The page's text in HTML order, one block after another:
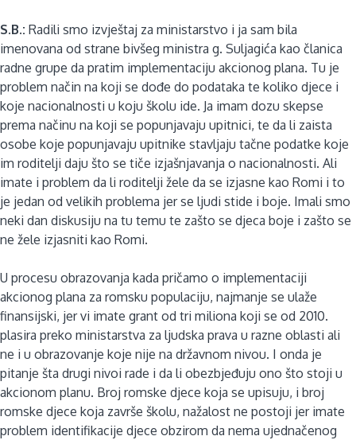
S.B.: Radili smo izvještaj za ministarstvo i ja sam bila
imenovana od strane bivšeg ministra g. Suljagića kao članica
radne grupe da pratim implementaciju akcionog plana. Tu je
problem način na koji se dođe do podataka te koliko djece i
koje nacionalnosti u koju školu ide. Ja imam dozu skepse
prema načinu na koji se popunjavaju upitnici, te da li zaista
osobe koje popunjavaju upitnike stavljaju tačne podatke koje
im roditelji daju što se tiče izjašnjavanja o nacionalnosti. Ali
imate i problem da li roditelji žele da se izjasne kao Romi i to
je jedan od velikih problema jer se ljudi stide i boje. Imali smo
neki dan diskusiju na tu temu te zašto se djeca boje i zašto se
ne žele izjasniti kao Romi.
U procesu obrazovanja kada pričamo o implementaciji
akcionog plana za romsku populaciju, najmanje se ulaže
finansijski, jer vi imate grant od tri miliona koji se od 2010.
plasira preko ministarstva za ljudska prava u razne oblasti ali
ne i u obrazovanje koje nije na državnom nivou. I onda je
pitanje šta drugi nivoi rade i da li obezbjeđuju ono što stoji u
akcionom planu. Broj romske djece koja se upisuju, i broj
romske djece koja završe školu, nažalost ne postoji jer imate
problem identifikacije djece obzirom da nema ujednačenog